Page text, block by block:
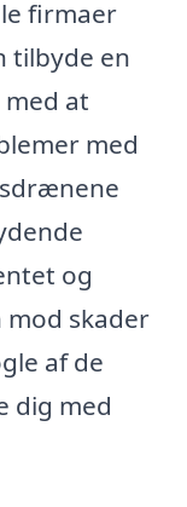
firmaer
tilbyde en
at
med
og
skader
af de
dig med